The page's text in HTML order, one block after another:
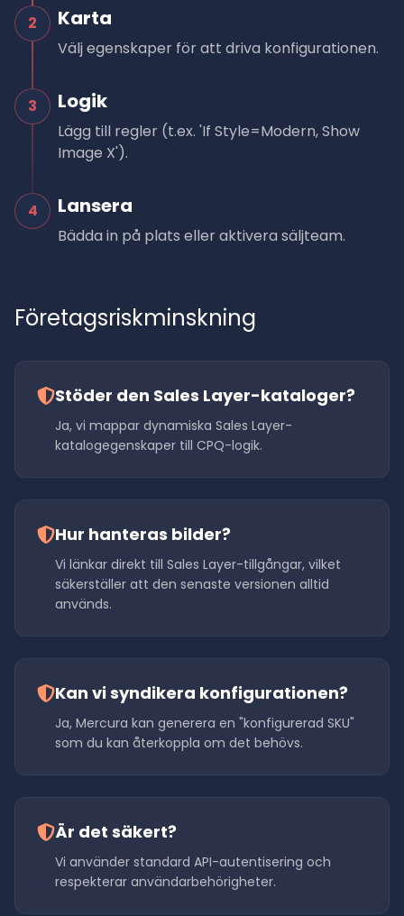
2 Karta
Välj egenskaper för att driva konfigurationen.
3 Logik
Lägg till regler (t.ex. 'If Style=Modern, Show
Image X').
4 Lansera
Bädda in på plats eller aktivera säljteam.
Företagsriskminskning
Stöder den Sales Layer-kataloger?
Ja, vi mappar dynamiska Sales Layer-
katalogegenskaper till CPQ-logik.
Hur hanteras bilder?
Vi länkar direkt till Sales Layer-tillgångar, vilket
säkerställer att den senaste versionen alltid
används.
Kan vi syndikera konfigurationen?
Ja, Mercura kan generera en "konfigurerad SKU"
som du kan återkoppla om det behövs.
Är det säkert?
Vi använder standard API-autentisering och
respekterar användarbehörigheter.